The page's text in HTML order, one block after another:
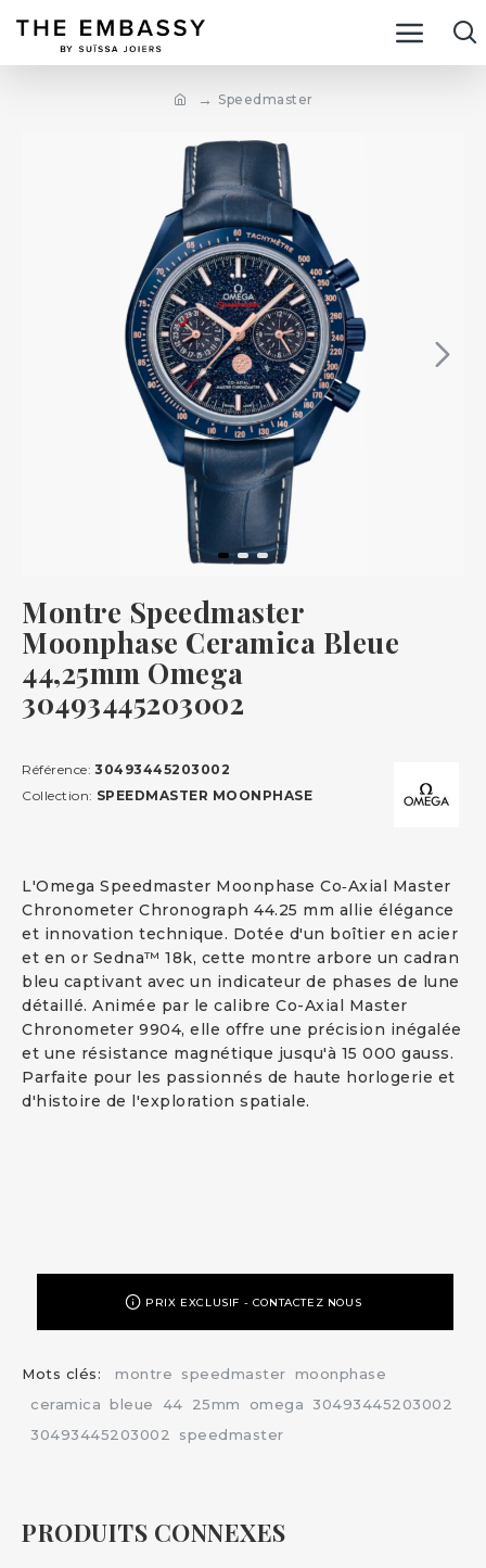
Speedmaster
Montre Speedmaster
Moonphase Ceramica Bleue
44,25mm Omega
30493445203002
L'Omega Speedmaster Moonphase Co‑Axial Master
Chronometer Chronograph 44.25 mm allie élégance
et innovation technique. Dotée d'un boîtier en acier
et en or Sedna™ 18k, cette montre arbore un cadran
bleu captivant avec un indicateur de phases de lune
détaillé. Animée par le calibre Co-Axial Master
Chronometer 9904, elle offre une précision inégalée
et une résistance magnétique jusqu'à 15 000 gauss.
Parfaite pour les passionnés de haute horlogerie et
d'histoire de l'exploration spatiale.
Référence: 30493445203002
Collection: SPEEDMASTER MOONPHASE
PRIX EXCLUSIF - CONTACTEZ NOUS
Mots clés: montre speedmaster moonphase
ceramica bleue 44 25mm omega
30493445203002
30493445203002
speedmaster
PRODUITS CONNEXES